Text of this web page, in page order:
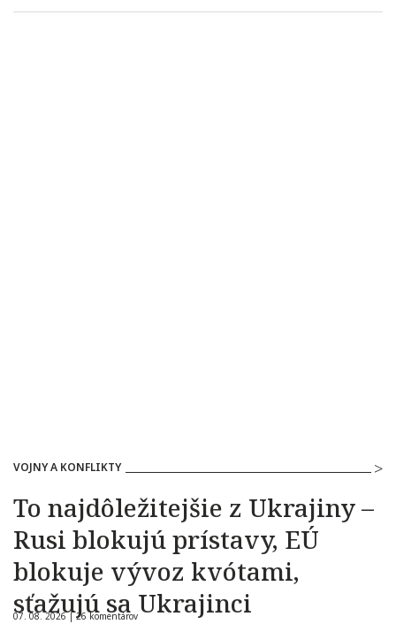
VOJNY A KONFLIKTY
To najdôležitejšie z Ukrajiny –
Rusi blokujú prístavy, EÚ
blokuje vývoz kvótami,
sťažujú sa Ukrajinci
07. 08. 2026 |26 komentárov